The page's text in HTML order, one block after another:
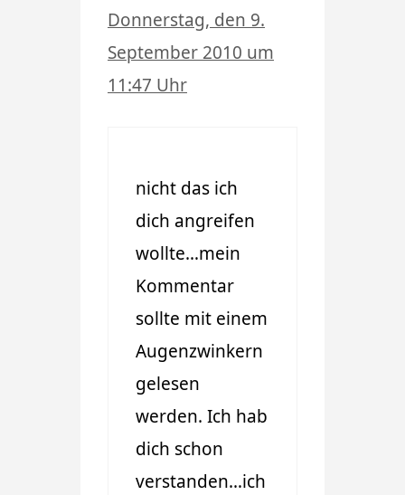
Donnerstag, den 9.
September 2010 um
11:47 Uhr
nicht das ich
dich angreifen
wollte…mein
Kommentar
sollte mit einem
Augenzwinkern
gelesen
werden. Ich hab
dich schon
verstanden…ich